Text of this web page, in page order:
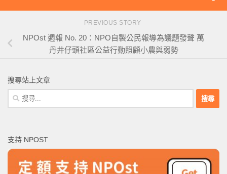
PREVIOUS STORY
NPOst 週報 No. 20：NPO自製公民報導為議題發聲 萬
丹井仔頭社區公益行動照顧小農與弱勢
搜尋站上文章
搜
尋
字:
支持 NPOST